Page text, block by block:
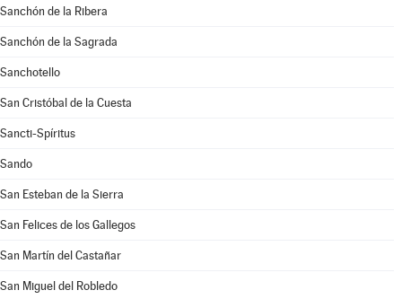
Sanchón de la Ribera
Sanchón de la Sagrada
Sanchotello
San Cristóbal de la Cuesta
Sancti-Spíritus
Sando
San Esteban de la Sierra
San Felices de los Gallegos
San Martín del Castañar
San Miguel del Robledo